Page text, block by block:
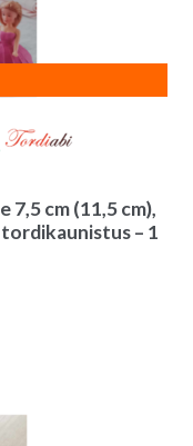
cm (11,5 cm),
– 1